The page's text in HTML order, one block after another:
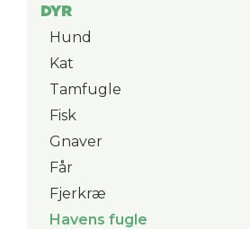
DYR
Hund
Kat
Tamfugle
Fisk
Gnaver
Får
Fjerkræ
Havens fugle